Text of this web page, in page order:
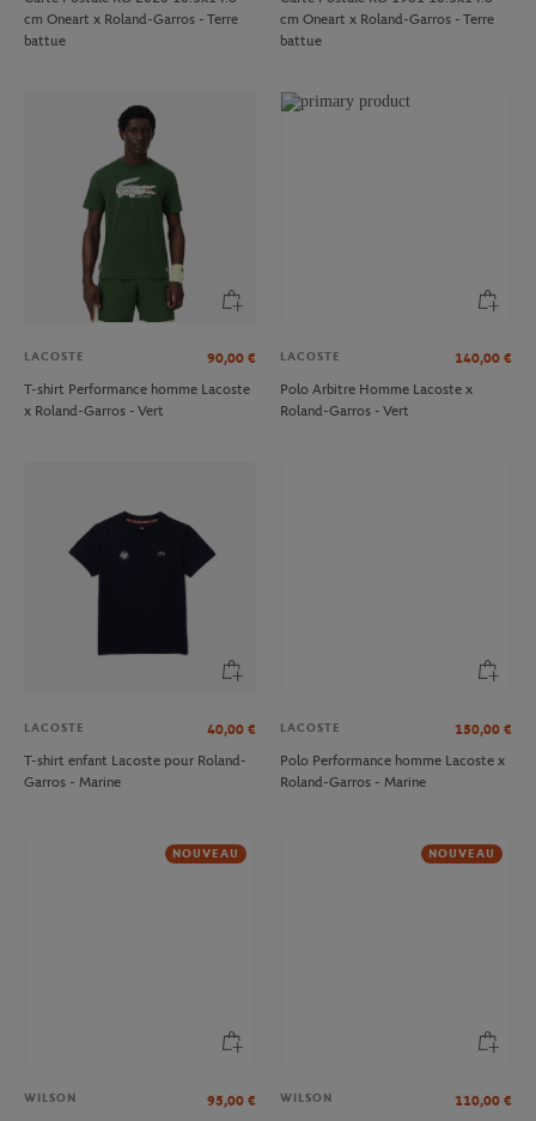
cm Oneart x Roland-Garros - Terre
battue
cm Oneart x Roland-Garros - Terre
battue
LACOSTE 90,00 €
T-shirt Performance homme Lacoste
x Roland-Garros - Vert
LACOSTE 140,00 €
Polo Arbitre Homme Lacoste x
Roland-Garros - Vert
LACOSTE 40,00 €
T-shirt enfant Lacoste pour Roland-
Garros - Marine
LACOSTE 150,00 €
Polo Performance homme Lacoste x
Roland-Garros - Marine
NOUVEAU
WILSON 95,00 €
NOUVEAU
WILSON 110,00 €